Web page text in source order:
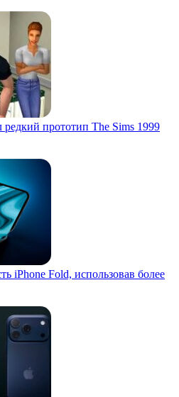
прототип The Sims 1999
iPhone Fold, использовав более